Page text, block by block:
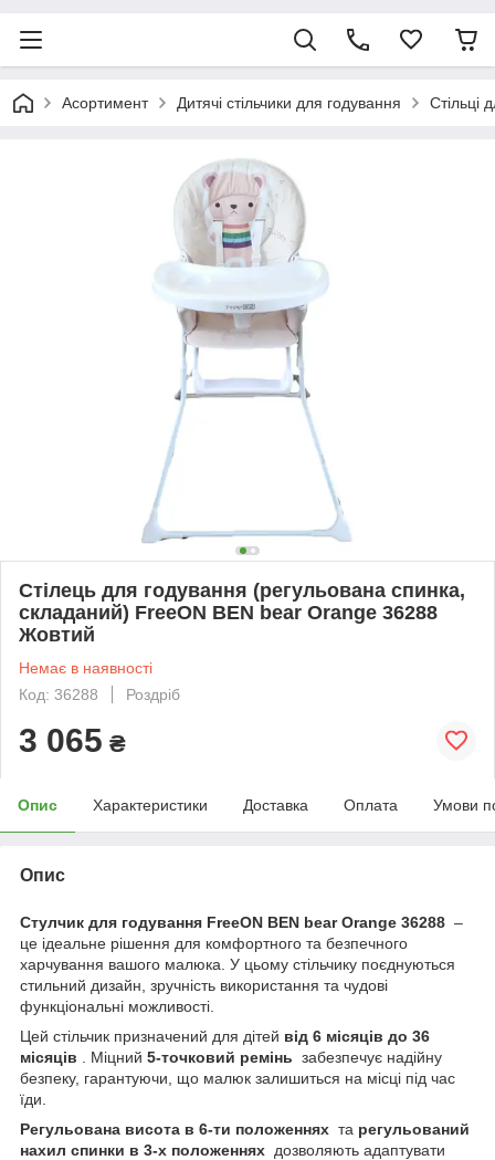
Асортимент Дитячі стільчики для годування Стільці
Стілець для годування (регульована спинка,
складаний) FreeON BEN bear Orange 36288
Жовтий
Немає в наявності
Код: 36288
Роздріб
3 065 ₴
Опис Характеристики Доставка Оплата Умови
Опис
Стулчик для годування FreeON BEN bear Orange 36288 –
це ідеальне рішення для комфортного та безпечного
харчування вашого малюка. У цьому стільчику поєднуються
стильний дизайн, зручність використання та чудові
функціональні можливості.
Цей стільчик призначений для дітей від 6 місяців до 36
місяців . Міцний 5-точковий ремінь забезпечує надійну
безпеку, гарантуючи, що малюк залишиться на місці під час
їди.
Регульована висота в 6-ти положеннях та регульований
нахил спинки в 3-х положеннях дозволяють адаптувати